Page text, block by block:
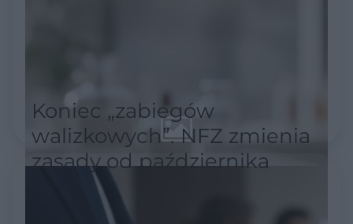
Koniec „zabiegów
walizkowych”. NFZ zmienia
zasady od października